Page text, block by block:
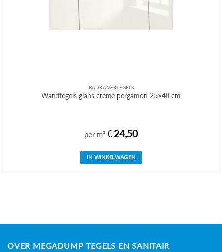
BADKAMERTEGELS
Wandtegels glans creme pergamon 25×40 cm
per m² €24,50
IN WINKELWAGEN
OVER MEGADUMP TEGELS EN SANITAIR